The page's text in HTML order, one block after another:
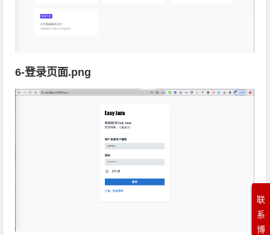
6-登录页面.png
联
系
博